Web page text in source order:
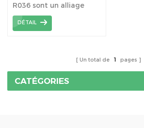
R036 sont un alliage
d'aluminium 6005-T5 qui
contient des éléments
structure des centrales
solaires.
DÉTAIL
Un total de 1 pages
CATÉGORIES